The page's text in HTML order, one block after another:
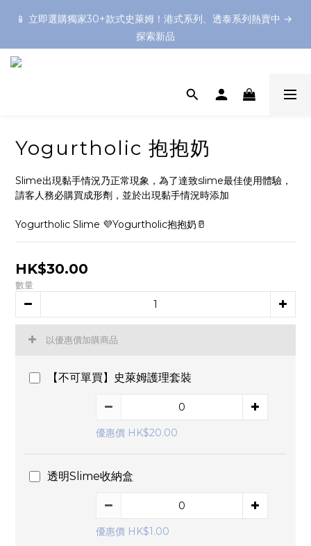
📱 立即選購獨家30+款式史萊姆！港式系列、透泰系列熱賣中 →
探索新品
📱 立即選購獨家30+款式史萊姆！港式系列、透泰系列熱賣中 →
探索新品
想預備一個難忘的Slime Party嗎？不如預約一個上門Slime製作
📱 立即選購獨家30+款式史萊姆！港式系列、透泰系列熱賣中 →
探索新品
Yogurtholic 抱抱奶
Slime出現黏手情況乃正常現象，為了達致slime最佳使用體驗，
請客人務必購買成形劑，並於出現黏手情況時添加
Yogurtholic Slime 💜Yogurtholic抱抱奶🥛
HK$30.00
數量
以優惠價加購商品
【不可單買】史萊姆護理套裝
優惠價 HK$20.00
透明Slime收納盒
優惠價 HK$1.00